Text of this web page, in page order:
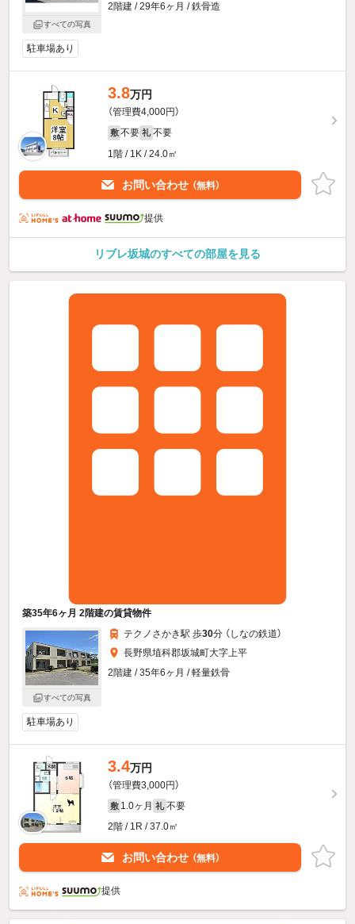
すべての写真
2階建 / 29年6ヶ月 / 鉄骨造
駐車場あり
3.8万円
（管理費4,000円）
敷 不要 礼 不要
1階 / 1K / 24.0㎡
お問い合わせ （無料）
提供
リブレ坂城のすべての部屋を見る
築35年6ヶ月 2階建の賃貸物件
すべての写真
テクノさかき駅 歩30分 （しなの鉄道）
長野県埴科郡坂城町大字上平
2階建 / 35年6ヶ月 / 軽量鉄骨
駐車場あり
3.4万円
（管理費3,000円）
敷 1.0ヶ月 礼 不要
2階 / 1R / 37.0㎡
お問い合わせ （無料）
提供